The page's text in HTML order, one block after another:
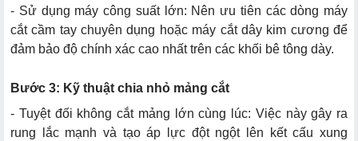
- Sử dụng máy công suất lớn: Nên ưu tiên các dòng máy
cắt cầm tay chuyên dụng hoặc máy cắt dây kim cương để
đảm bảo độ chính xác cao nhất trên các khối bê tông dày.
Bước 3: Kỹ thuật chia nhỏ mảng cắt
- Tuyệt đối không cắt mảng lớn cùng lúc: Việc này gây ra
rung lắc mạnh và tạo áp lực đột ngột lên kết cấu xung